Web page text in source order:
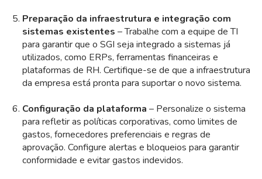
Preparação da infraestrutura e integração com
sistemas existentes – Trabalhe com a equipe de TI
para garantir que o SGI seja integrado a sistemas já
utilizados, como ERPs, ferramentas financeiras e
plataformas de RH. Certifique-se de que a infraestrutura
da empresa está pronta para suportar o novo sistema.
Configuração da plataforma – Personalize o sistema
para refletir as políticas corporativas, como limites de
gastos, fornecedores preferenciais e regras de
aprovação. Configure alertas e bloqueios para garantir
conformidade e evitar gastos indevidos.